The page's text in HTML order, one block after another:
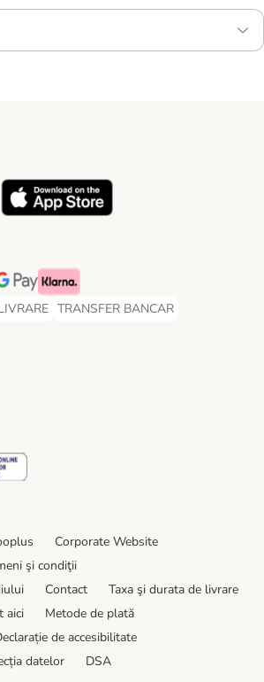
Method
Payment Method
Pay Payment Method
Klarna Payment Method
Payment Method
TRANSFER BANCAR
TRANSFER BANCAR Payment
Shipping Method
Security
Corporate Website
şi condiţii
Contact
Taxa şi durata de livrare
aici
Metode de plată
de accesibilitate
datelor
DSA